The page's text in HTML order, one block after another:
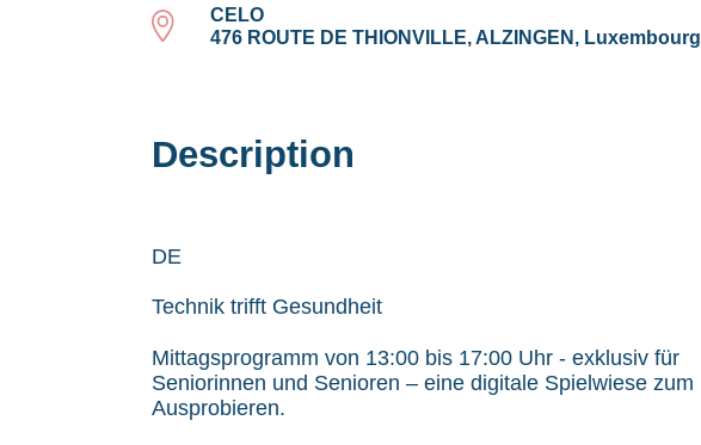
CELO
476 ROUTE DE THIONVILLE, ALZINGEN, Luxembourg
Description
DE
Technik trifft Gesundheit
Mittagsprogramm von 13:00 bis 17:00 Uhr - exklusiv für
Seniorinnen und Senioren – eine digitale Spielwiese zum
Ausprobieren.